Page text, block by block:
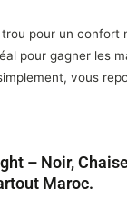
pour un confort
pour gagner les
vous
– Noir,
Maroc.